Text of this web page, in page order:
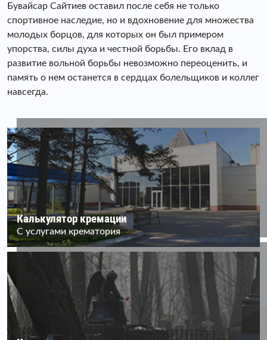
Бувайсар Сайтиев оставил после себя не только
спортивное наследие, но и вдохновение для множества
молодых борцов, для которых он был примером
упорства, силы духа и честной борьбы. Его вклад в
развитие вольной борьбы невозможно переоценить, и
память о нем останется в сердцах болельщиков и коллег
навсегда.
Калькулятор кремации
С услугами крематория